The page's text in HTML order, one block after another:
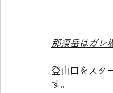
那須岳はガレ
登山口をスタ
す。